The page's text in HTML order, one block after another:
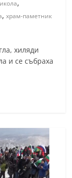
,
,храм-паметник
хиляди
и се събраха